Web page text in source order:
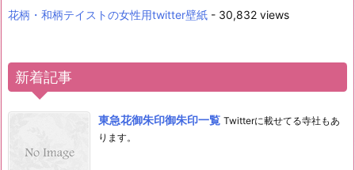
花柄・和柄テイストの女性用twitter壁紙 - 30,832 views
新着記事
東急花御朱印御朱印一覧 Twitterに載せてる寺社もあ
ります。